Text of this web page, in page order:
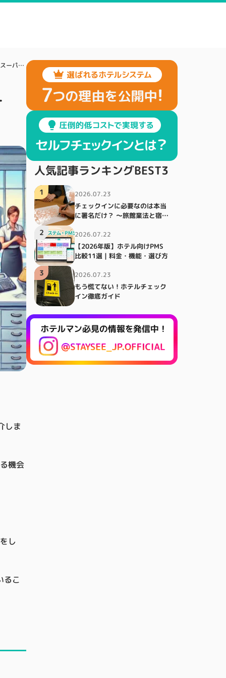
新プラン作成がスムーズだと売上を伸ばしやすい！楽天スーパーセール、じゃらんスペシャルウィークなど期間限定プランの作成で
しま
機会
し
るこ
人気記事ランキングBEST3
2026.07.23
チェックインに必要なのは本当
に署名だけ？ ～旅館業法と宿泊
1
2026.07.22
【2026年版】ホテル向けPMS
比較11選｜料金・機能・選び方
2
2026.07.23
もう慌てない！ホテルチェック
イン徹底ガイド
3